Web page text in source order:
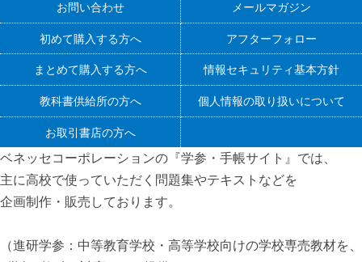
お問い合わせ メールマガジン
初めて購入する方へ アフターフォロー
まとめて購入する方へ 情報セキュリティ基本方針
教科書供給所の方へ 個人情報の取り扱いについて
お取引書店の方へ
ベネッセコーポレーションの『学参・手帳サイト』 では、
主に高校で使っていただく問題集やテキストなどを
企画制作・販売しております。
（進研学参：中等教育学校・高等学校向けの学校専売教材を、